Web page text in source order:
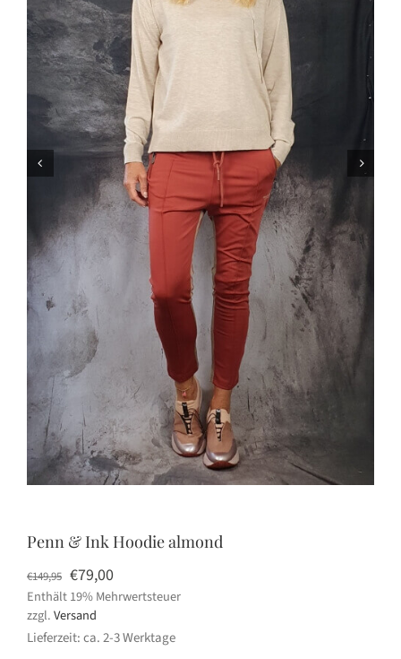
Penn & Ink Hoodie almond
€149,95 Ursprünglicher
Preis
war:
€149,95
€79,00Aktueller
Preis
€79,00.
Enthält 19% Mehrwertsteuer
zzgl.Versand
Lieferzeit: ca. 2-3 Werktage